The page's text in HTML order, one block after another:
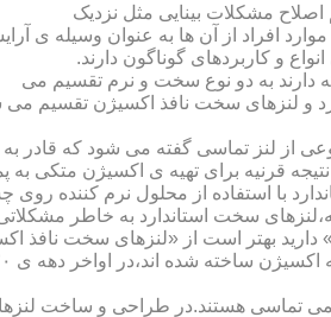
مشکلات بینایی مثل نزدیک
افراد از آن ها به عنوان وسیله ی
و کاربردهای گوناگون دارند.
دارند به دو نوع سخت و نرم تقسیم می
و لنزهای سخت نافذ اکسیژن تقسیم می
از لنز تماسی گفته می شود که قادر به
قرنیه برای تهیه ی اکسیژن متکی به
با استفاده از محلول نرم کننده
سخت استاندارد به خاطر
بهتر است از «لنزهای سخت نافذ
تماسی هستند.در طراحی و ساخت